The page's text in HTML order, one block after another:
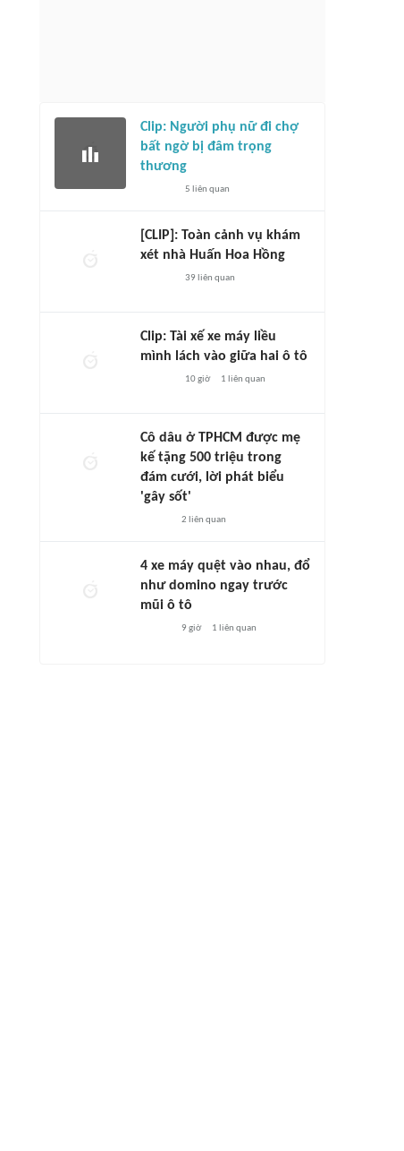
Clip: Người phụ nữ đi chợ
bất ngờ bị đâm trọng
thương
5 liên quan
[CLIP]: Toàn cảnh vụ khám
xét nhà Huấn Hoa Hồng
39 liên quan
Clip: Tài xế xe máy liều
mình lách vào giữa hai ô tô
10 giờ 1 liên quan
Cô dâu ở TPHCM được mẹ
kế tặng 500 triệu trong
đám cưới, lời phát biểu
'gây sốt'
2 liên quan
4 xe máy quệt vào nhau, đổ
như domino ngay trước
mũi ô tô
9 giờ 1 liên quan